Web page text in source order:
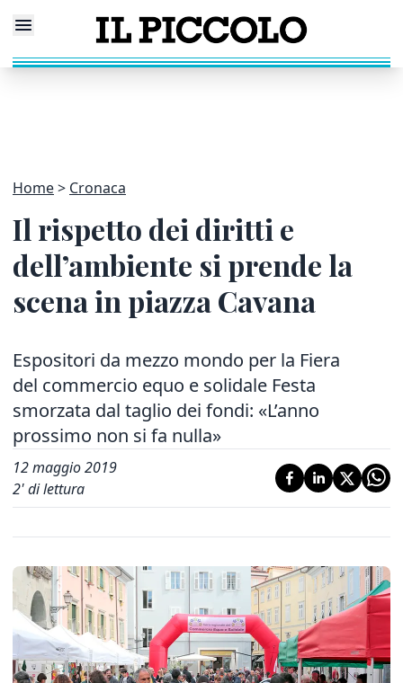
Home Cronaca
Il rispetto dei diritti e
dell’ambiente si prende la
scena in piazza Cavana
Espositori da mezzo mondo per la Fiera
del commercio equo e solidale Festa
smorzata dal taglio dei fondi: «L’anno
prossimo non si fa nulla»
12 maggio 2019
2' di lettura